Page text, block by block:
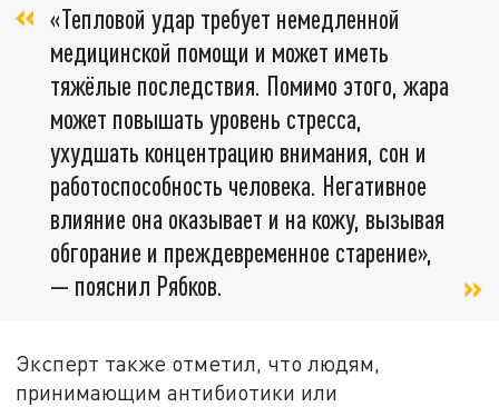
«Тепловой удар требует немедленной
медицинской помощи и может иметь
тяжёлые последствия. Помимо этого, жара
может повышать уровень стресса,
ухудшать концентрацию внимания, сон и
работоспособность человека. Негативное
влияние она оказывает и на кожу, вызывая
обгорание и преждевременное старение»,
— пояснил Рябков.
Эксперт также отметил, что людям,
принимающим антибиотики или